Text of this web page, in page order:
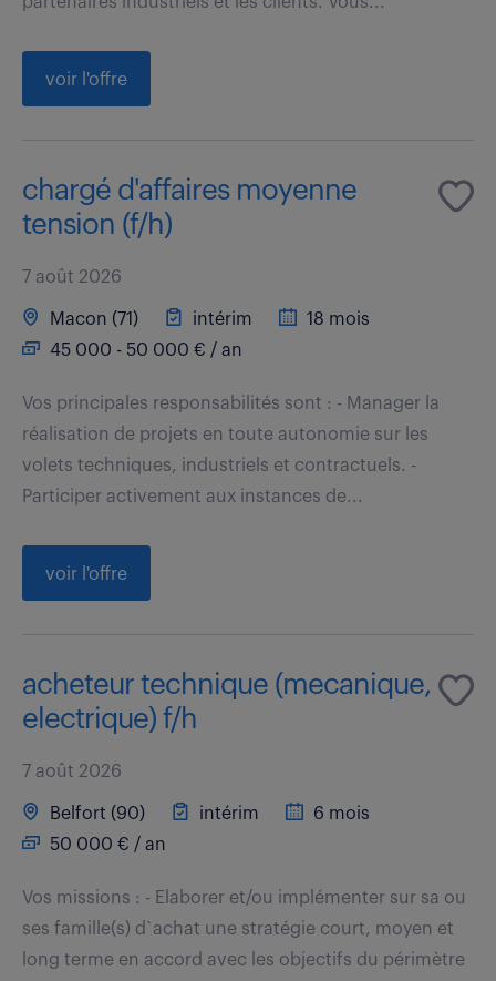
voir l'offre
chargé d'affaires moyenne
tension (f/h)
7 août 2026
Macon (71) intérim
18 mois
45 000 - 50 000 € / an
Vos principales responsabilités sont : - Manager la
réalisation de projets en toute autonomie sur les
volets techniques, industriels et contractuels. -
Participer activement aux instances de...
voir l'offre
acheteur technique (mecanique,
electrique) f/h
7 août 2026
Belfort (90) intérim
6 mois
50 000 € / an
Vos missions : - Elaborer et/ou implémenter sur sa ou
ses famille(s) d`achat une stratégie court, moyen et
long terme en accord avec les objectifs du périmètre